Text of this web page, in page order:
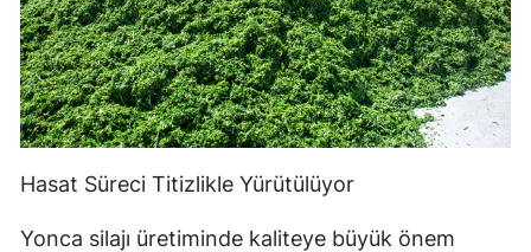
Hasat Süreci Titizlikle Yürütülüyor
Yonca silajı üretiminde kaliteye büyük önem